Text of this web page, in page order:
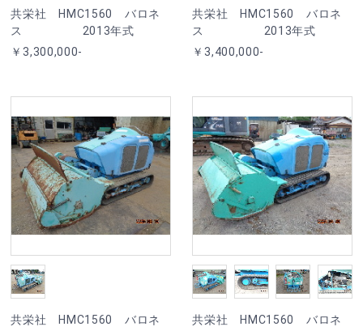
共栄社 HMC1560 バロネ
ス 2013年式
￥3,300,000-
共栄社 HMC1560 バロネ
ス 2013年式
￥3,400,000-
共栄社 HMC1560 バロネ
共栄社 HMC1560 バロネ